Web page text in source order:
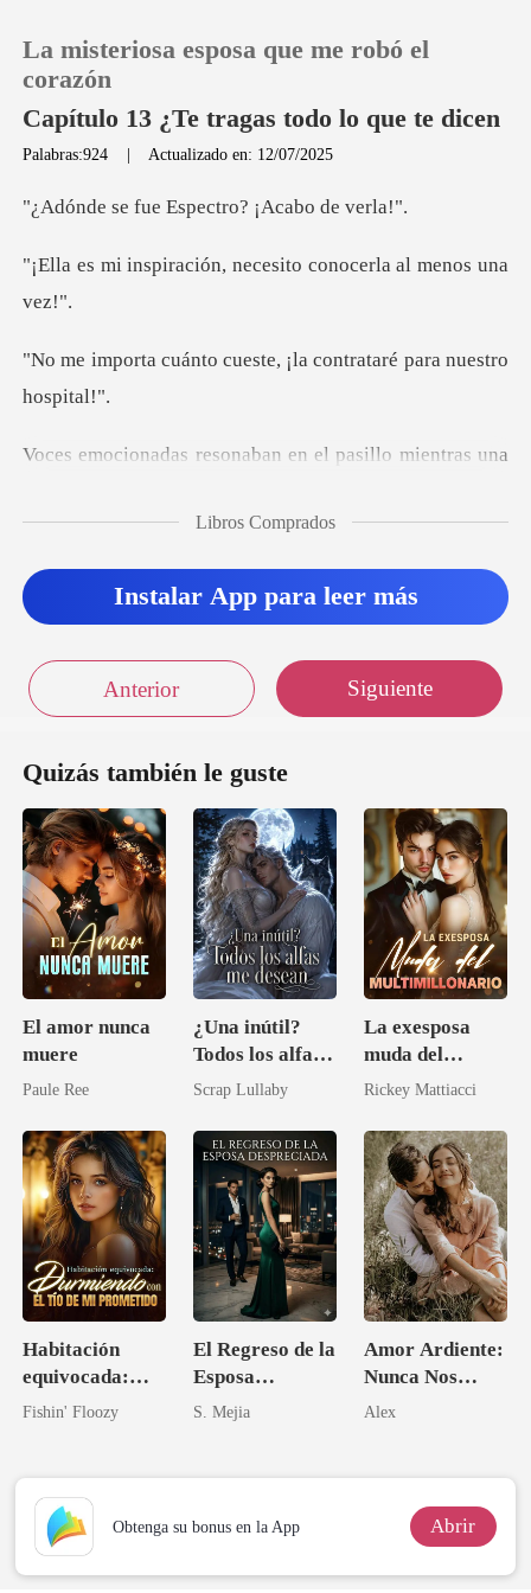
Instalar APP
La misteriosa esposa que me robó el
corazón
Capítulo 13 ¿Te tragas todo lo que te dicen
Palabras:924 | Actualizado en: 12/07/2025
Espectro? ¡Aca
ión, necesito conocer
ueste, ¡la contrataré p
as una
Libros Comprados
Instalar App para leer más
Anterior Siguiente
Quizás también le guste
El amor nunca
muere
Paule Ree
¿Una inútil?
Todos los alfas
me desean
Scrap Lullaby
La exesposa
muda del
multimillonario
Rickey Mattiacci
Habitación
equivocada:
Durmiendo con
Fishin' Floozy
El Regreso de la
Esposa
Despreciada
S. Mejia
Amor Ardiente:
Nunca Nos
Separaremos
Alex
Obtenga su bonus en la App Abrir